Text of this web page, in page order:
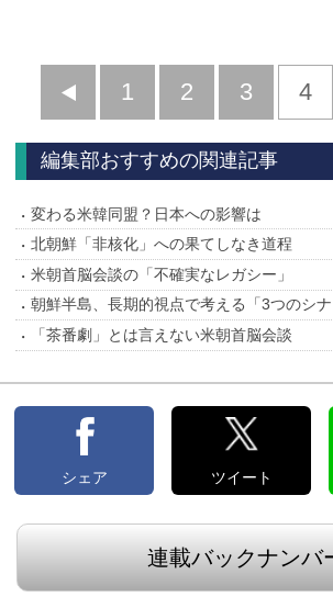
前
へ
1 2 3 4
編集部おすすめの関連記事
変わる米韓同盟？日本への影響は
北朝鮮「非核化」への果てしなき道程
米朝首脳会談の「不確実なレガシー」
朝鮮半島、長期的視点で考える「3つのシナ
「茶番劇」とは言えない米朝首脳会談
シェア ツイート
連載バックナンバ